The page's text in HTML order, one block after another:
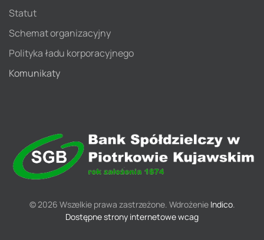
Statut
Schemat organizacyjny
Polityka ładu korporacyjnego
Komunikaty
©2026 Wszelkie prawa zastrzeżone. Wdrożenie Indico.
Dostępne strony internetowe wcag